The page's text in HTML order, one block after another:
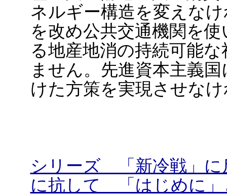
ネルギー構造を変えな
を改め公共交通機関を
る地産地消の持続可能
ません。先進資本主義
けた方策を実現させな
シリーズ 「新冷戦」
に抗して 「はじめに」